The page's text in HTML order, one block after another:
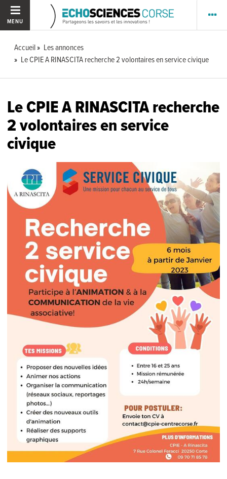
MENU
Accueil
Les annonces
Le CPIE A RINASCITA recherche 2 volontaires en service civique
Le CPIE A RINASCITA recherche
2 volontaires en service
civique